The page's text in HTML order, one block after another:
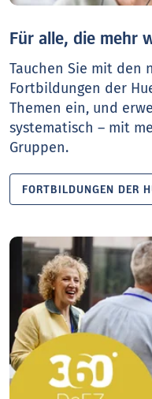
Für alle, die mehr
Tauchen Sie mit den
Fortbildungen der
Themen ein, und
systematisch – mit
Gruppen.
FORTBILDUNGEN DER